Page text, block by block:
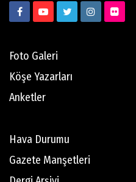
Foto Galeri
Köşe Yazarları
Anketler
Hava Durumu
Gazete Manşetleri